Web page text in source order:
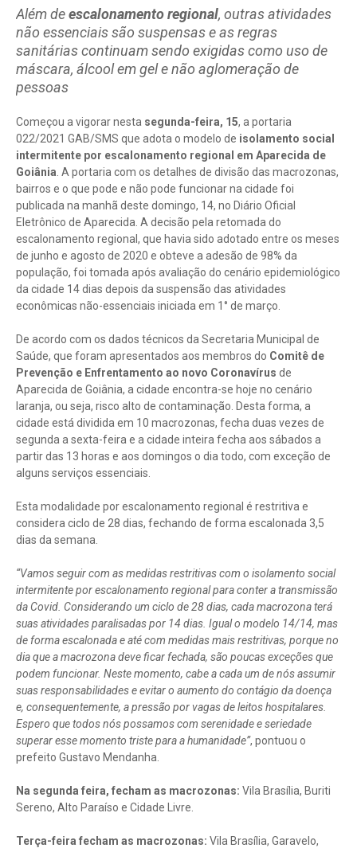
Além deescalonamento regional, outras atividades
não essenciais são suspensas e as regras
sanitárias continuam sendo exigidas como uso de
máscara, álcool em gel e não aglomeração de
pessoas
Começou a vigorar nesta segunda-feira, 15, a portaria
022/2021 GAB/SMS que adota o modelo de isolamento social
intermitente por escalonamento regional em Aparecida de
Goiânia . A portaria com os detalhes de divisão das macrozonas,
bairros e o que pode e não pode funcionar na cidade foi
publicada na manhã deste domingo, 14, no Diário Oficial
Eletrônico de Aparecida. A decisão pela retomada do
escalonamento regional, que havia sido adotado entre os meses
de junho e agosto de 2020 e obteve a adesão de 98% da
população, foi tomada após avaliação do cenário epidemiológico
da cidade 14 dias depois da suspensão das atividades
econômicas não-essenciais iniciada em 1° de março.
De acordo com os dados técnicos da Secretaria Municipal de
Saúde, que foram apresentados aos membros do Comitê de
Prevenção e Enfrentamento ao novo Coronavírus de
Aparecida de Goiânia, a cidade encontra-se hoje no cenário
laranja, ou seja, risco alto de contaminação. Desta forma, a
cidade está dividida em 10 macrozonas, fecha duas vezes de
segunda a sexta-feira e a cidade inteira fecha aos sábados a
partir das 13 horas e aos domingos o dia todo, com exceção de
alguns serviços essenciais.
Esta modalidade por escalonamento regional é restritiva e
considera ciclo de 28 dias, fechando de forma escalonada 3,5
dias da semana.
“Vamos seguir com as medidas restritivas com o isolamento social
intermitente por escalonamento regional para conter a transmissão
da Covid. Considerando um ciclo de 28 dias, cada macrozona terá
suas atividades paralisadas por 14 dias. Igual o modelo 14/14, mas
de forma escalonada e até com medidas mais restritivas, porque no
dia que a macrozona deve ficar fechada, são poucas exceções que
podem funcionar. Neste momento, cabe a cada um de nós assumir
suas responsabilidades e evitar o aumento do contágio da doença
e, consequentemente, a pressão por vagas de leitos hospitalares.
Espero que todos nós possamos com serenidade e seriedade
superar esse momento triste para a humanidade”, pontuou o
prefeito Gustavo Mendanha.
Na segunda feira, fecham as macrozonas: Vila Brasília, Buriti
Sereno, Alto Paraíso e Cidade Livre.
Terça-feira fecham as macrozonas: Vila Brasília, Garavelo,